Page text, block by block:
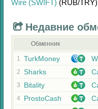
Wire (SWIFT) (RUB/TRY)
Недавние
Обменник
1 TurkMoney
2 Sharks
3 Bitality
4 ProstoCash